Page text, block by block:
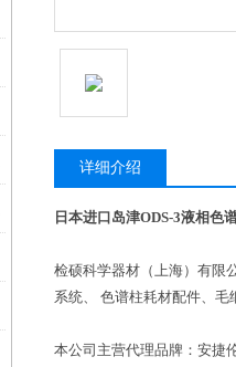
详细介绍
日本进口岛津ODS-3液相色
检硕科学器材（上海）有限
系统、 色谱柱耗材配件、
本公司主营代理品牌：安捷